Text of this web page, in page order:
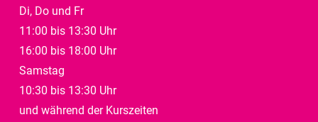
Di, Do und Fr
11:00 bis 13:30 Uhr
16:00 bis 18:00 Uhr
Samstag
10:30 bis 13:30 Uhr
und während der Kurszeiten